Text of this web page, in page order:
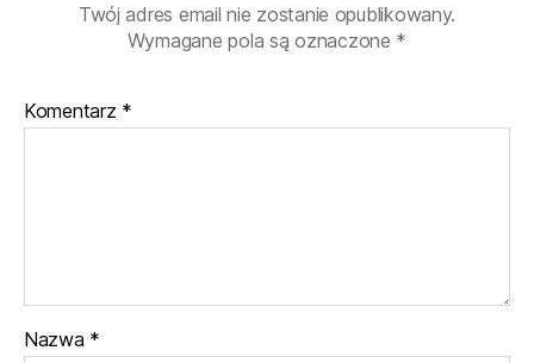
Twój adres email nie zostanie opublikowany.
Wymagane pola są oznaczone *
Komentarz *
Nazwa *